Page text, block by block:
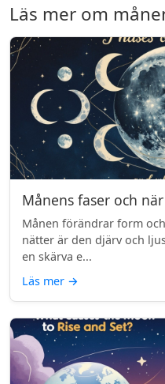
Läs mer om
Månens faser och
Månen förändrar form
nätter är den djärv och
en skärva e...
Läs mer →